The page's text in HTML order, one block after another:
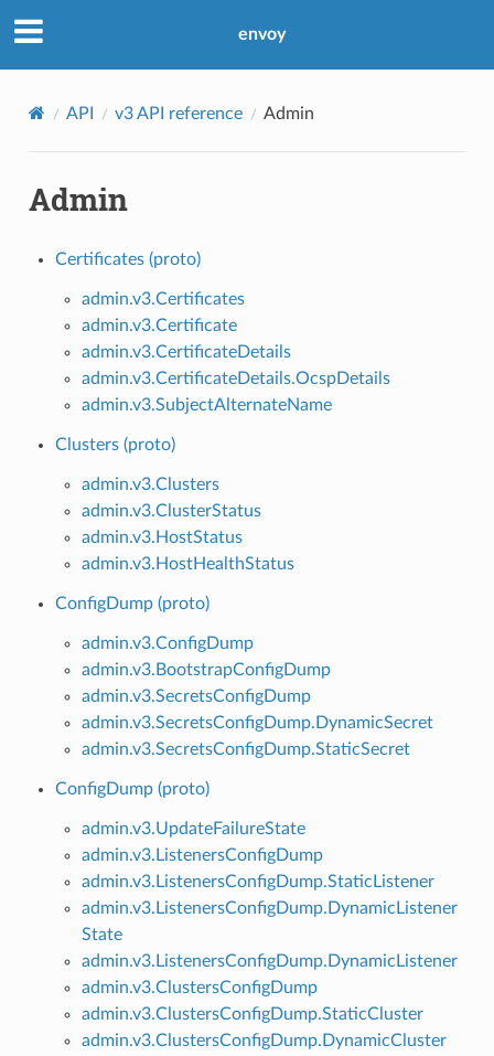
envoy
API v3 API reference Admin
Admin
Certificates (proto)
admin.v3.Certificates
admin.v3.Certificate
admin.v3.CertificateDetails
admin.v3.CertificateDetails.OcspDetails
admin.v3.SubjectAlternateName
Clusters (proto)
admin.v3.Clusters
admin.v3.ClusterStatus
admin.v3.HostStatus
admin.v3.HostHealthStatus
ConfigDump (proto)
admin.v3.ConfigDump
admin.v3.BootstrapConfigDump
admin.v3.SecretsConfigDump
admin.v3.SecretsConfigDump.DynamicSecret
admin.v3.SecretsConfigDump.StaticSecret
ConfigDump (proto)
admin.v3.UpdateFailureState
admin.v3.ListenersConfigDump
admin.v3.ListenersConfigDump.StaticListener
admin.v3.ListenersConfigDump.DynamicListener
State
admin.v3.ListenersConfigDump.DynamicListener
admin.v3.ClustersConfigDump
admin.v3.ClustersConfigDump.StaticCluster
admin.v3.ClustersConfigDump.DynamicCluster